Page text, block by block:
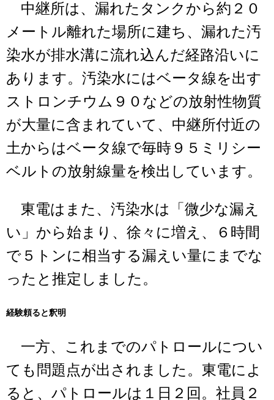
中継所は、漏れたタンクから約２０
メートル離れた場所に建ち、漏れた汚
染水が排水溝に流れ込んだ経路沿いに
あります。汚染水にはベータ線を出す
ストロンチウム９０などの放射性物質
が大量に含まれていて、中継所付近の
土からはベータ線で毎時９５ミリシー
ベルトの放射線量を検出しています。
東電はまた、汚染水は「微少な漏え
い」から始まり、徐々に増え、６時間
で５トンに相当する漏えい量にまでな
ったと推定しました。
経験頼ると釈明
一方、これまでのパトロールについ
ても問題点が出されました。東電によ
ると、パトロールは１日２回。社員２